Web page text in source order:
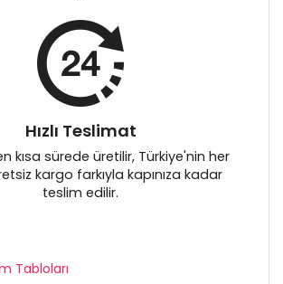
Hızlı Teslimat
kısa sürede üretilir, Türkiye'nin her
kargo farkıyla kapınıza kadar
teslim edilir.
Tabloları